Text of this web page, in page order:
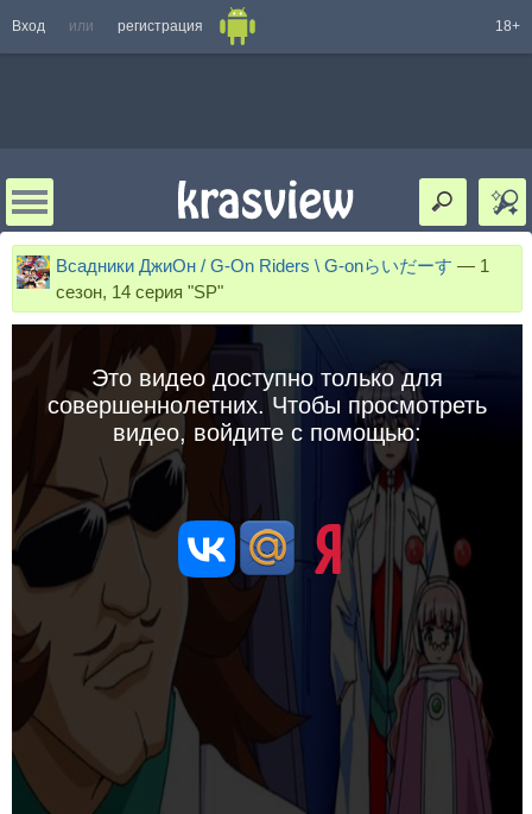
Вход или регистрация 18+
Всадники ДжиОн / G-On Riders \ G-onらいだーす — 1
сезон, 14 серия "SP"
Это видео доступно только для
совершеннолетних. Чтобы просмотреть
видео, войдите с помощью: